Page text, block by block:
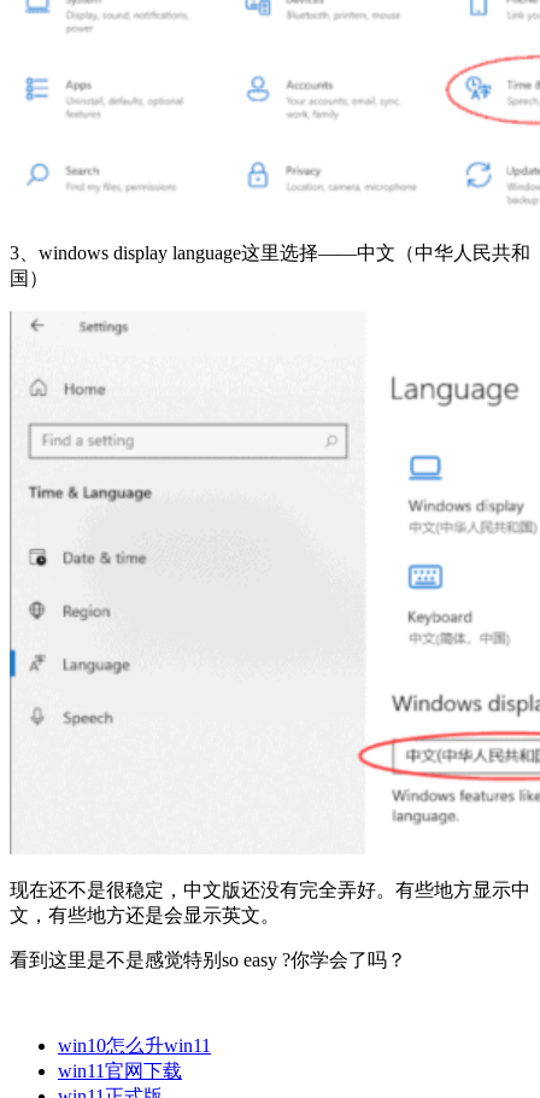
3、windows display language这里选择——中文（中华人民共和
国）
现在还不是很稳定，中文版还没有完全弄好。有些地方显示中
文，有些地方还是会显示英文。
看到这里是不是感觉特别so easy ?你学会了吗？
win10怎么升win11
win11官网下载